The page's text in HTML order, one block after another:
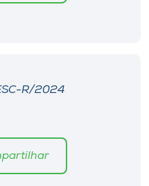
R/2024